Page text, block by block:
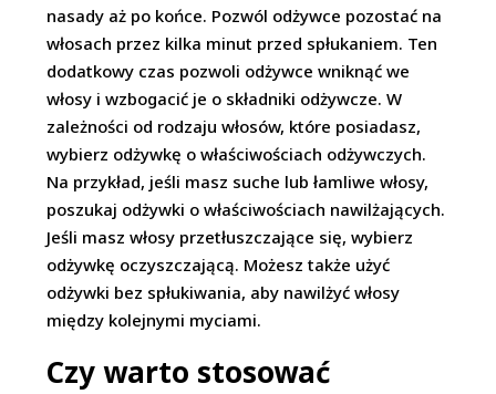
nasady aż po końce. Pozwól odżywce pozostać na
włosach przez kilka minut przed spłukaniem. Ten
dodatkowy czas pozwoli odżywce wniknąć we
włosy i wzbogacić je o składniki odżywcze. W
zależności od rodzaju włosów, które posiadasz,
wybierz odżywkę o właściwościach odżywczych.
Na przykład, jeśli masz suche lub łamliwe włosy,
poszukaj odżywki o właściwościach nawilżających.
Jeśli masz włosy przetłuszczające się, wybierz
odżywkę oczyszczającą. Możesz także użyć
odżywki bez spłukiwania, aby nawilżyć włosy
między kolejnymi myciami.
Czy warto stosować